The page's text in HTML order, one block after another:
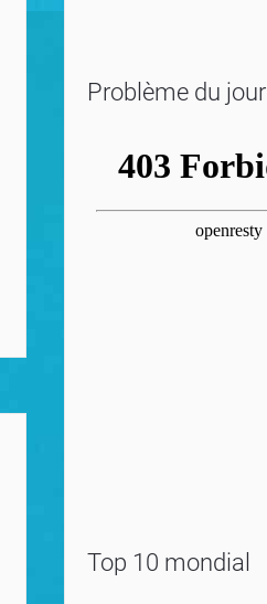
Problème du jour
Top 10 mondial